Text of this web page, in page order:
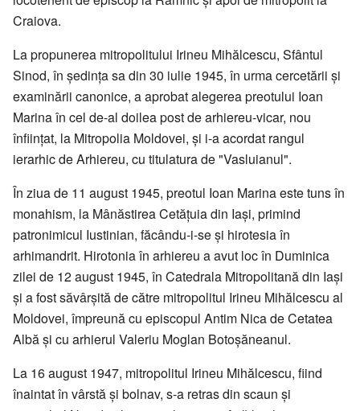
Craiova.
La propunerea mitropolitului Irineu Mihălcescu, Sfântul
Sinod, în ședința sa din 30 iulie 1945, în urma cercetării și
examinării canonice, a aprobat alegerea preotului Ioan
Marina în cel de-al doilea post de arhiereu-vicar, nou
înființat, la Mitropolia Moldovei, și i-a acordat rangul
ierarhic de Arhiereu, cu titulatura de "Vasluianul".
În ziua de 11 august 1945, preotul Ioan Marina este tuns în
monahism, la Mânăstirea Cetățuia din Iași, primind
patronimicul Iustinian, făcându-i-se și hirotesia în
arhimandrit. Hirotonia în arhiereu a avut loc în Duminica
zilei de 12 august 1945, în Catedrala Mitropolitană din Iași
și a fost săvârșită de către mitropolitul Irineu Mihălcescu al
Moldovei, împreună cu episcopul Antim Nica de Cetatea
Albă și cu arhierul Valeriu Moglan Botoșăneanul.
La 16 august 1947, mitropolitul Irineu Mihălcescu, fiind
înaintat în vârstă și bolnav, s-a retras din scaun și